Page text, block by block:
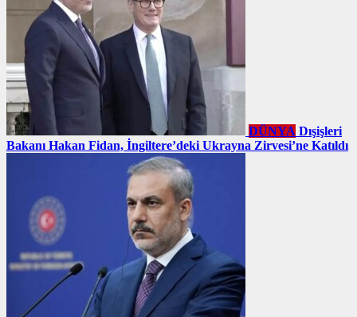
DÜNYA Dışişleri
Bakanı Hakan Fidan, İngiltere’deki Ukrayna Zirvesi’ne Katıldı